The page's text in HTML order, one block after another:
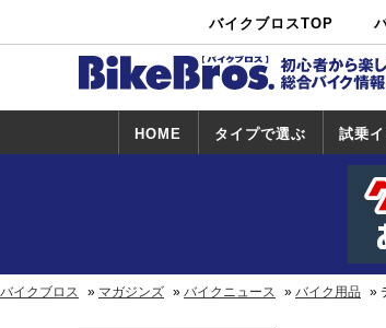
バイクブロスTOP
索
索
HOME タイプで選ぶ 試乗
試乗
一覧
ホンダ
ヤマハ
スズキ
カワ
ハー
BMW
トラ
ドゥ
バイクブロス マガジンズ バイクニュース バイク用品